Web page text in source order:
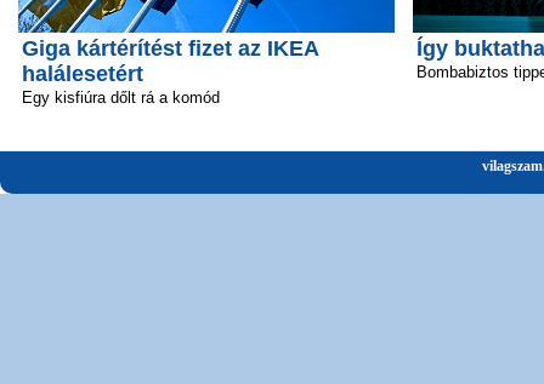
Giga kártérítést fizet az IKEA
halálesetért
Egy kisfiúra dőlt rá a komód
Így
Bombabiztos